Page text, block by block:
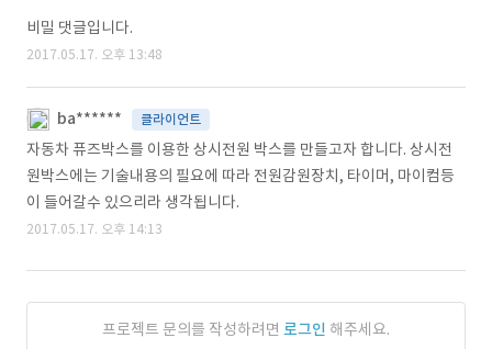
비밀 댓글입니다.
2017.05.17. 오후 13:48
ba****** 클라이언트
자동차 퓨즈박스를 이용한 상시전원 박스를 만들고자 합니다. 상시전
원박스에는 기술내용의 필요에 따라 전원감원장치, 타이머, 마이컴등
이 들어갈수 있으리라 생각됩니다.
2017.05.17. 오후 14:13
프로젝트 문의를 작성하려면 로그인 해주세요.